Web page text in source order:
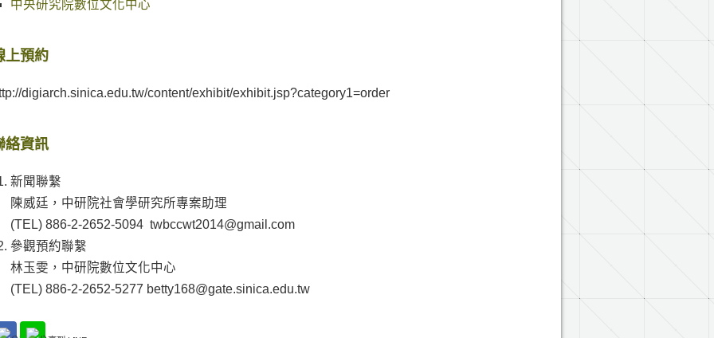
中央研究院數位文化中心
上預約
digiarch.sinica.edu.tw/content/exhibit/exhibit.jsp?category1=order
絡資訊
新聞聯繫
陳威廷，中研院社會學研究所專案助理
(TEL) 886-2-2652-5094 twbccwt2014@gmail.com
參觀預約聯繫
林玉雯，中研院數位文化中心
(TEL) 886-2-2652-5277 betty168@gate.sinica.edu.tw